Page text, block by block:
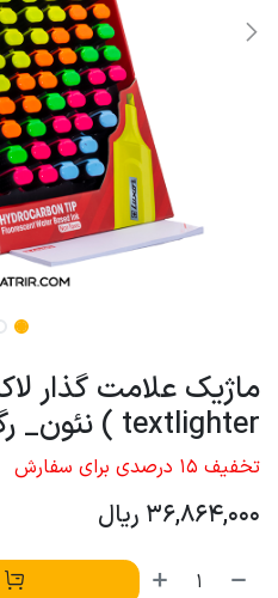
textlighter ) نئون_ رگلام 72 عددی
تخفیف 15 درصدی برای سفارش
36,864,000 ریال